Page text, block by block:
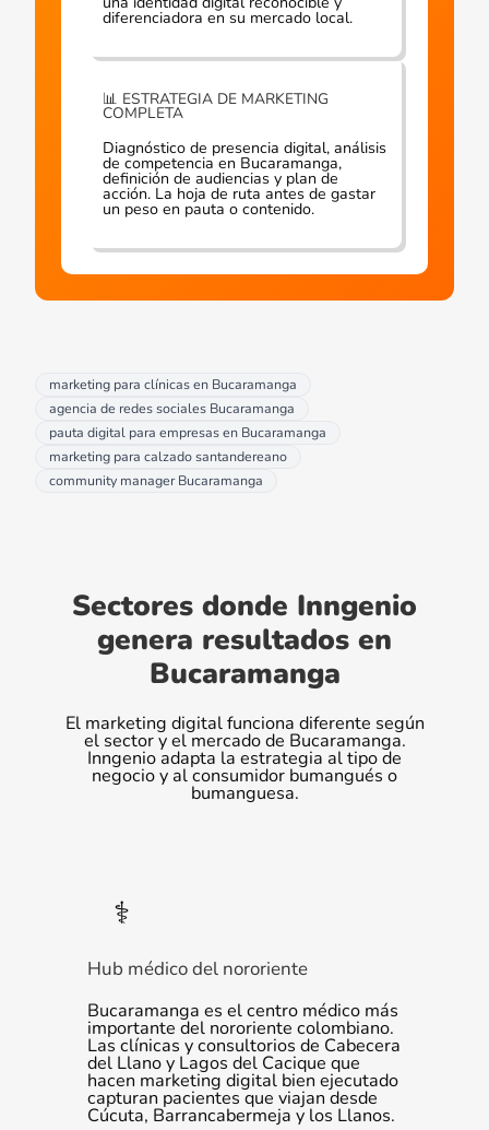
diferenciadora en su mercado local.
📊 ESTRATEGIA DE MARKETING
COMPLETA
Diagnóstico de presencia digital, análisis
de competencia en Bucaramanga,
definición de audiencias y plan de
acción. La hoja de ruta antes de gastar
un peso en pauta o contenido.
marketing para clínicas en Bucaramanga
agencia de redes sociales Bucaramanga
pauta digital para empresas en Bucaramanga
marketing para calzado santandereano
community manager Bucaramanga
Sectores donde Inngenio
genera resultados en
Bucaramanga
El marketing digital funciona diferente según
el sector y el mercado de Bucaramanga.
Inngenio adapta la estrategia al tipo de
negocio y al consumidor bumangués o
bumanguesa.
⚕️
Hub médico del nororiente
Bucaramanga es el centro médico más
importante del nororiente colombiano.
Las clínicas y consultorios de Cabecera
del Llano y Lagos del Cacique que
hacen marketing digital bien ejecutado
capturan pacientes que viajan desde
Cúcuta, Barrancabermeja y los Llanos.